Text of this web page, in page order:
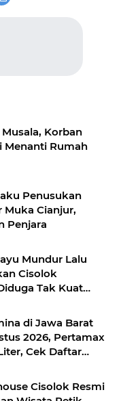
Korban
Menanti Rumah
Penusukan
Muka Cianjur,
Penjara
Mundur Lalu
Cisolok
Tak Kuat
di Jawa Barat
2026, Pertamax
Cek Daftar
Cisolok Resmi